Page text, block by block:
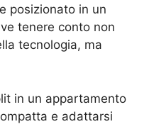
posizionato in un
tenere conto non
tecnologia, ma
in un appartamento
e adattarsi